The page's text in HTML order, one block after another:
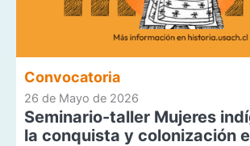
Convocatoria
26 de Mayo de 2026
Seminario-taller Mujeres
la conquista y colonización